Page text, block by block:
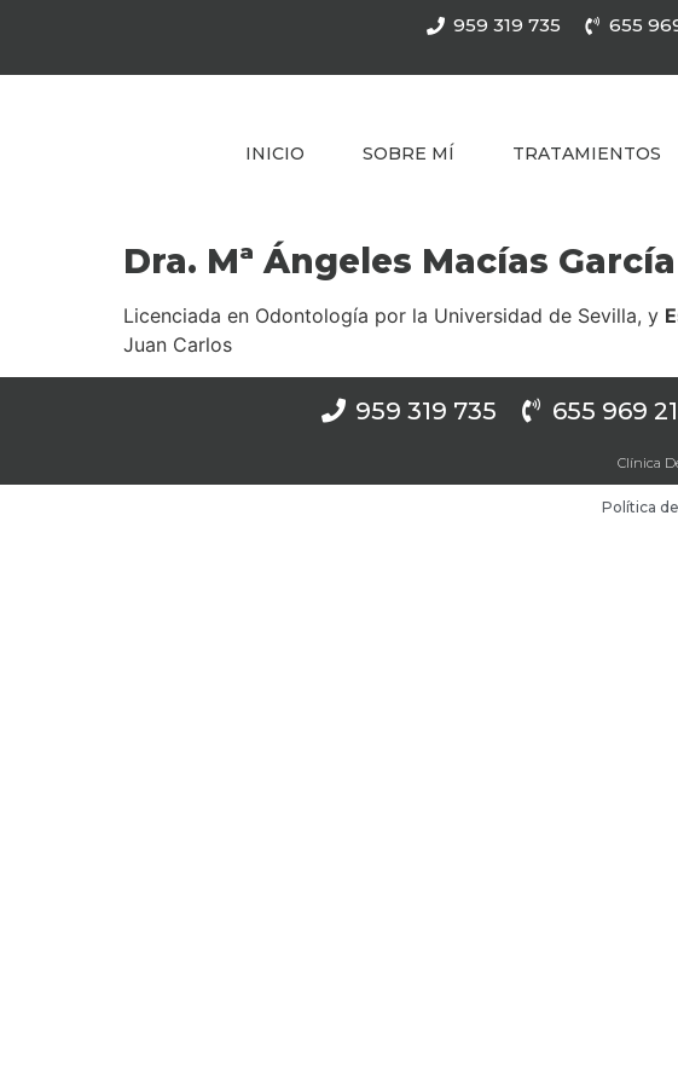
959 319 735 655
INICIO SOBRE MÍ TRATAMIENTOS
Dra. Mª Ángeles Macías García
Licenciada en Odontología por la Universidad de Sevilla, y
Juan Carlos
959 319 735 655 969
Clínica
Política